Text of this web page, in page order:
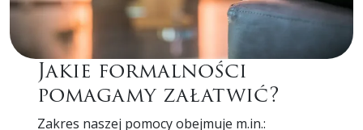
Jakie formalności
pomagamy załatwić?
Zakres naszej pomocy obejmuje m.in.: